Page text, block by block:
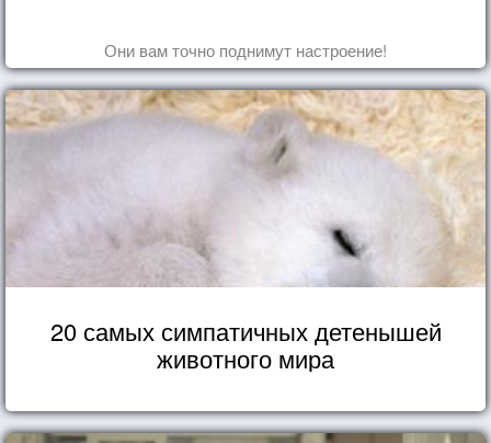
Они вам точно поднимут настроение!
20 самых симпатичных детенышей
животного мира